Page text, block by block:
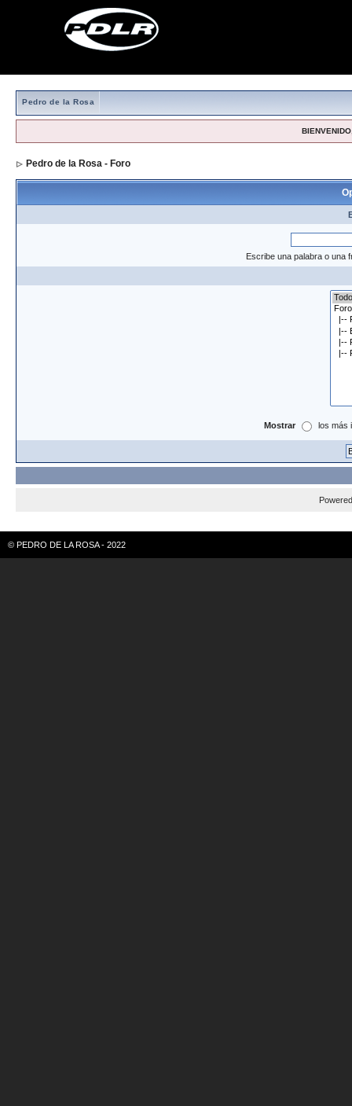
Pedro de la Rosa
Pedro de la Rosa - Foro
Escribe una palabra o una
Mostrar los más
© PEDRO DE LA ROSA - 2022